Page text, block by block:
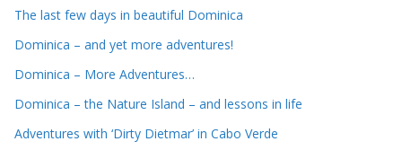
The last few days in beautiful Dominica
Dominica – and yet more adventures!
Dominica – More Adventures…
Dominica – the Nature Island – and lessons in life
Adventures with ‘Dirty Dietmar’ in Cabo Verde